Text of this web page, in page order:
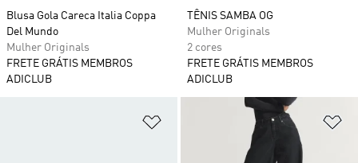
Blusa Gola Careca Italia Coppa
Del Mundo
Mulher Originals
FRETE GRÁTIS MEMBROS
ADICLUB
TÊNIS SAMBA OG
Mulher Originals
2 cores
FRETE GRÁTIS MEMBROS
ADICLUB
Adicionar à Lista de Desejos